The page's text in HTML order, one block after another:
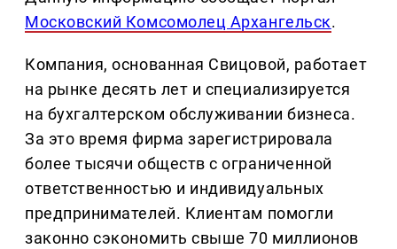
Московский Комсомолец Архангельск.
Компания, основанная Свицовой, работает
на рынке десять лет и специализируется
на бухгалтерском обслуживании бизнеса.
За это время фирма зарегистрировала
более тысячи обществ с ограниченной
ответственностью и индивидуальных
предпринимателей. Клиентам помогли
законно сэкономить свыше 70 миллионов